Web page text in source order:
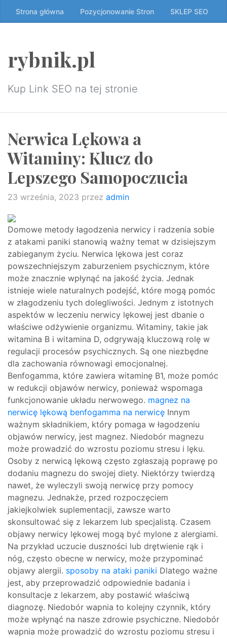
Przeskocz
do
Strona główna Pozycjonowanie Stron SKLEP SEO
rybnik.pl
Kup Link SEO na tej stronie
Nerwica Lękowa a
Witaminy: Klucz do
Lepszego Samopoczucia
23 września, 2023 przez admin
Domowe metody łagodzenia nerwicy i radzenia sobie
z atakami paniki stanowią ważny temat w dzisiejszym
zabieganym życiu. Nerwica lękowa jest coraz
powszechniejszym zaburzeniem psychicznym, które
może znacznie wpłynąć na jakość życia. Jednak
istnieje wiele naturalnych podejść, które mogą pomóc
w złagodzeniu tych dolegliwości. Jednym z istotnych
aspektów w leczeniu nerwicy lękowej jest dbanie o
właściwe odżywienie organizmu. Witaminy, takie jak
witamina B i witamina D, odgrywają kluczową rolę w
regulacji procesów psychicznych. Są one niezbędne
dla zachowania równowagi emocjonalnej.
Benfogamma, które zawiera witaminę B1, może pomóc
w redukcji objawów nerwicy, ponieważ wspomaga
funkcjonowanie układu nerwowego. magnez na
nerwicę lękową benfogamma na nerwicę Innym
ważnym składnikiem, który pomaga w łagodzeniu
objawów nerwicy, jest magnez. Niedobór magnezu
może prowadzić do wzrostu poziomu stresu i lęku.
Osoby z nerwicą lękową często zgłaszają poprawę po
dodaniu magnezu do swojej diety. Niektórzy twierdzą
nawet, że wyleczyli swoją nerwicę przy pomocy
magnezu. Jednakże, przed rozpoczęciem
jakiejkolwiek suplementacji, zawsze warto
skonsultować się z lekarzem lub specjalistą. Czasem
objawy nerwicy lękowej mogą być mylone z alergiami.
Na przykład uczucie duszności lub drętwienie rąk i
nóg, często obecne w nerwicy, może przypominać
objawy alergii. sposoby na ataki paniki Dlatego ważne
jest, aby przeprowadzić odpowiednie badania i
konsultacje z lekarzem, aby postawić właściwą
diagnozę. Niedobór wapnia to kolejny czynnik, który
może wpłynąć na nasze zdrowie psychiczne. Niedobór
wapnia może prowadzić do wzrostu poziomu stresu i